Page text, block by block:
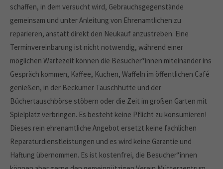
schaffen, in dem versucht wird, Gebrauchsgegenstände
gemeinsam und unter Anleitung von Ehrenamtlichen zu
reparieren, anstatt direkt den Neukauf anzustreben. Eine
Terminvereinbarung ist nicht notwendig, während einer
möglichen Wartezeit können die Besucher*innen miteinander ins
Gespräch kommen, Kaffee, Kuchen, Waffeln im öffentlichen Café
genießen, in der Beckumer Tauschhütte und der
Büchertauschbörse stöbern oder die Zeit im großen Garten mit
Spielplatz verbringen. Es besteht keine Pflicht zu konsumieren!
Dieses rein ehrenamtliche Angebot ersetzt keine fachlichen
Reparaturdienstleistungen und es wird keine Garantie und
Haftung übernommen. Es ist kostenfrei, die Besucher*innen